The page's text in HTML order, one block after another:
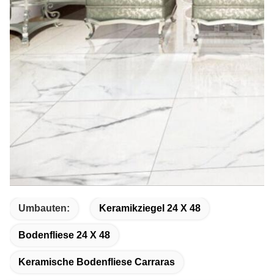
Umbauten: Keramikziegel 24 X 48
Bodenfliese 24 X 48
Keramische Bodenfliese Carraras